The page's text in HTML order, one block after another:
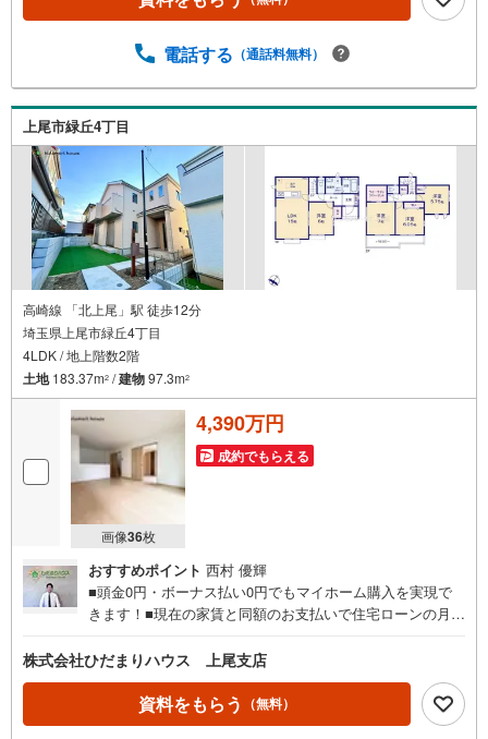
方にオススメです☆彡■お問合せいただいた物件の近隣に、
ます♪■ご訪問やしつこい勧誘はいたしませんので、資料を
＾）/
電話する （通話料無料）
上尾市緑丘4丁目
高崎線 「北上尾」駅 徒歩12分
埼玉県上尾市緑丘4丁目
4LDK / 地上階数2階
土地183.37m2 /建物97.3m2
画像36枚
4,390万円
成約でもらえる
おすすめポイント 西村 優輝
■頭金0円・ボーナス払い0円でもマイホーム購入を実現で
きます！■現在の家賃と同額のお支払いで住宅ローンの月々
明器具なども住宅ローンに組み入れられる時期です☆彡■住
宅ローン事前相談にてマイホーム購入後の住宅ローン返済
額を事前に知ることができ、住宅ローン審査も安心して行
えます。■大きな買い物だからこそ、一つひとつ納得しなが
株式会社ひだまりハウス 上尾支店
資料をもらう （無料）